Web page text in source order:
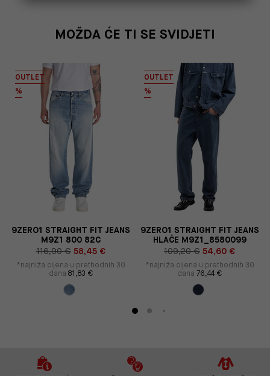
MOŽDA ĆE TI SE SVIDJETI
OUTLET
%
9ZERO1 STRAIGHT FIT JEANS
M9Z1 800 82C
116,90 € 58,45 €
*najniža cijena u prethodnih 30
dana 81,83 €
OUTLET
%
9ZERO1 STRAIGHT FIT JEANS
HLAČE M9Z1_8580099
109,20 € 54,60 €
*najniža cijena u prethodnih 30
dana 76,44 €